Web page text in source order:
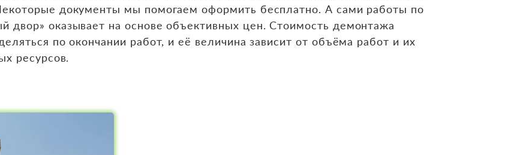
документы мы помогаем оформить бесплатно. А сами работы по
двор» оказывает на основе объективных цен. Стоимость демонтажа
по окончании работ, и её величина зависит от объёма работ и их
ресурсов.